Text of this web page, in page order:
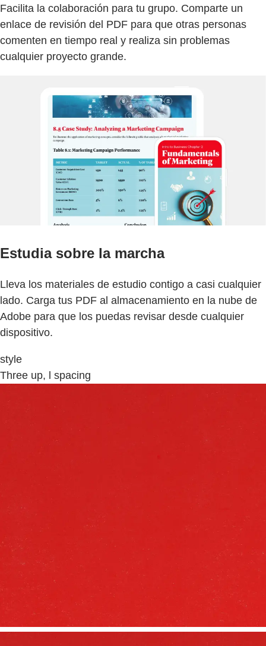
Facilita la colaboración para tu grupo. Comparte un
enlace de revisión del PDF para que otras personas
comenten en tiempo real y realiza sin problemas
cualquier proyecto grande.
Estudia sobre la marcha
Lleva los materiales de estudio contigo a casi cualquier
lado. Carga tus PDF al almacenamiento en la nube de
Adobe para que los puedas revisar desde cualquier
dispositivo.
style
Three up, l spacing